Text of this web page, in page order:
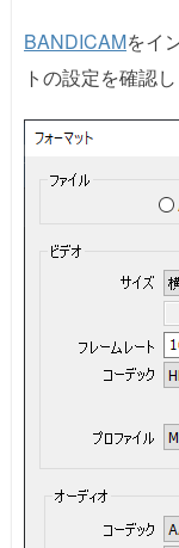
BANDICAMをイ
トの設定を確認し